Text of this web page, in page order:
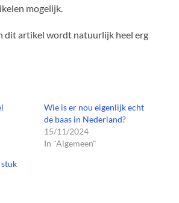
mogelijk.
dit artikel wordt natuurlijk heel erg
Wie is er nou eigenlijk echt
de baas in Nederland?
15/11/2024
In "Algemeen"